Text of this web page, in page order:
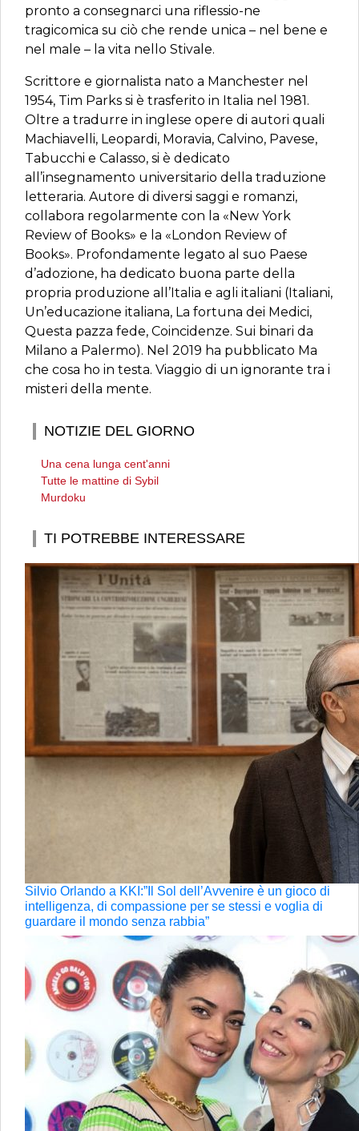
pronto a consegnarci una riflessio-ne
tragicomica su ciò che rende unica – nel bene e
nel male – la vita nello Stivale.
Scrittore e giornalista nato a Manchester nel
1954, Tim Parks si è trasferito in Italia nel 1981.
Oltre a tradurre in inglese opere di autori quali
Machiavelli, Leopardi, Moravia, Calvino, Pavese,
Tabucchi e Calasso, si è dedicato
all’insegnamento universitario della traduzione
letteraria. Autore di diversi saggi e romanzi,
collabora regolarmente con la «New York
Review of Books» e la «London Review of
Books». Profondamente legato al suo Paese
d’adozione, ha dedicato buona parte della
propria produzione all’Italia e agli italiani (Italiani,
Un’educazione italiana, La fortuna dei Medici,
Questa pazza fede, Coincidenze. Sui binari da
Milano a Palermo). Nel 2019 ha pubblicato Ma
che cosa ho in testa. Viaggio di un ignorante tra i
misteri della mente.
NOTIZIE DEL GIORNO
Una cena lunga cent'anni
Tutte le mattine di Sybil
Murdoku
TI POTREBBE INTERESSARE
Silvio Orlando a KKI:”Il Sol dell’Avvenire è un gioco di
intelligenza, di compassione per se stessi e voglia di
guardare il mondo senza rabbia”